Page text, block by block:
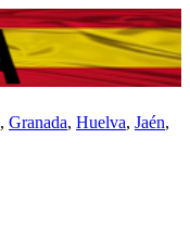
, Granada, Huelva, Jaén,